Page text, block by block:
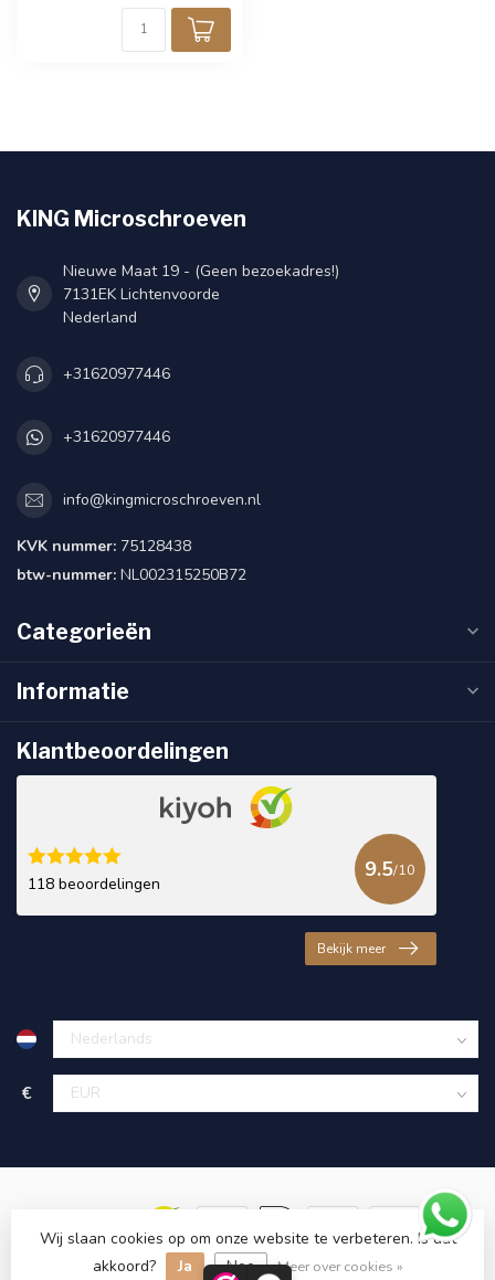
KING Microschroeven
Nieuwe Maat 19 - (Geen bezoekadres!)
7131EK Lichtenvoorde
Nederland
+31620977446
+31620977446
info@kingmicroschroeven.nl
KVK nummer: 75128438
btw-nummer: NL002315250B72
Categorieën
Informatie
Klantbeoordelingen
118 beoordelingen
9.5/10
Bekijk meer
€
© Copyright 2026 KING Microschroeven
Wij slaan cookies op om onze website te verbeteren. Is dat
akkoord?
Ja Nee Meer over cookies »